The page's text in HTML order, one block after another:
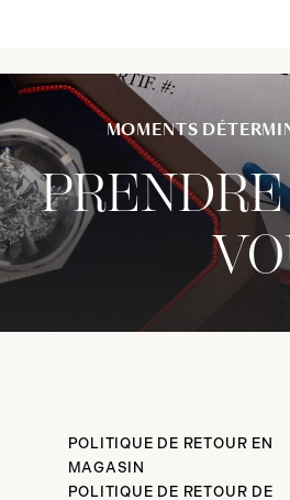
MOMENTS
POLITIQUE DE RETOUR EN
MAGASIN
POLITIQUE DE RETOUR DE